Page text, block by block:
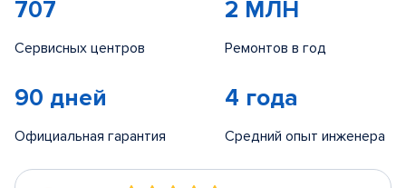
707
Сервисных центров
2 МЛН
Ремонтов в год
90 дней
Официальная гарантия
4 года
Средний опыт инженера